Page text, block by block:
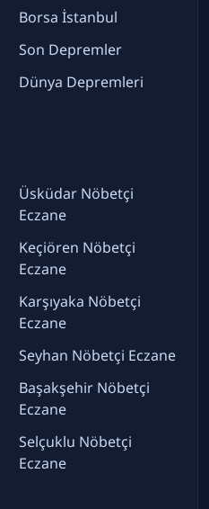
Borsa İstanbul
Son Depremler
Dünya Depremleri
Üsküdar Nöbetçi
Eczane
Keçiören Nöbetçi
Eczane
Karşıyaka Nöbetçi
Eczane
Seyhan Nöbetçi Eczane
Başakşehir Nöbetçi
Eczane
Selçuklu Nöbetçi
Eczane